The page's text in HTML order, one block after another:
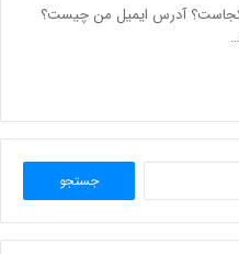
آدرس ایمیل من چیست؟
برای: